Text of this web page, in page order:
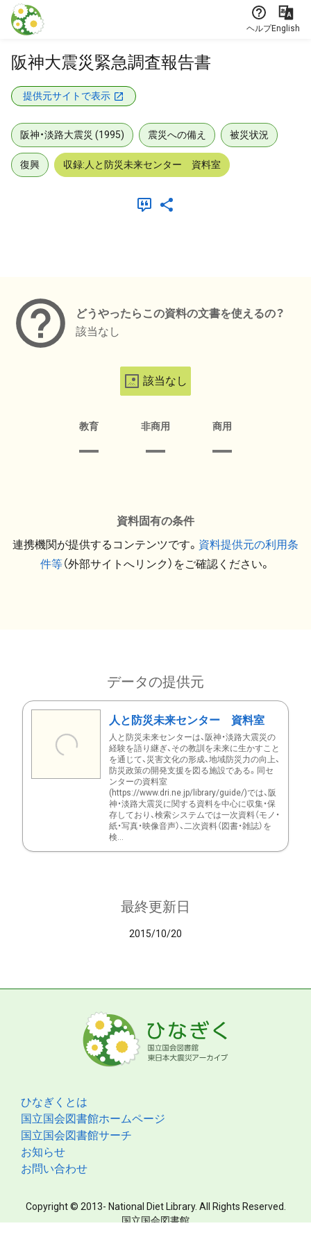
本文に飛ぶ
ヘルプEnglish
阪神大震災緊急調査報告書
提供元サイトで表示
阪神・淡路大震災 (1995) 震災への備え 被災状況
復興 収録:人と防災未来センター 資料室
どうやったらこの資料の文書を使えるの？
該当なし
該当なし
教育 非商用 商用
資料固有の条件
連携機関が提供するコンテンツです。 資料提供元の利用条
件等（外部サイトへリンク）をご確認ください。
データの提供元
人と防災未来センター 資料室
人と防災未来センターは、阪神・淡路大震災の
経験を語り継ぎ、その教訓を未来に生かすこと
を通じて、災害文化の形成、地域防災力の向上、
防災政策の開発支援を図る施設である。同セ
ンターの資料室
(https://www.dri.ne.jp/library/guide/)では、阪
神・淡路大震災に関する資料を中心に収集・保
存しており、検索システムでは一次資料（モノ・
紙・写真・映像音声）、二次資料（図書・雑誌）を
検...
最終更新日
2015/10/20
ひなぎくとは
国立国会図書館ホームページ
国立国会図書館サーチ
お知らせ
お問い合わせ
Copyright © 2013- National Diet Library. All Rights Reserved.